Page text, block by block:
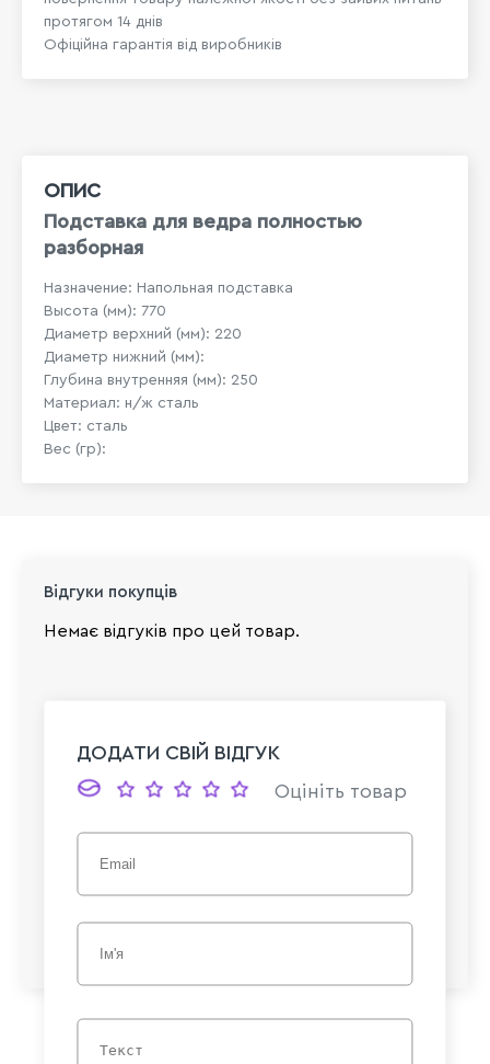
протягом 14 днів
Офіційна гарантія від виробників
ОПИС
Подставка для ведра полностью
разборная
Назначение: Напольная подставка
Высота (мм): 770
Диаметр верхний (мм): 220
Диаметр нижний (мм):
Глубина внутренняя (мм): 250
Материал: н/ж сталь
Цвет: сталь
Вес (гр):
Відгуки покупців
Немає відгуків про цей товар.
ДОДАТИ СВІЙ ВІДГУК
Оцініть товар